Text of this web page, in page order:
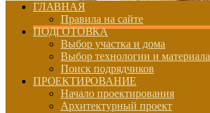
ГЛАВНАЯ
Правила на сайте
ПОДГОТОВКА
Выбор участка и дома
Выбор технологии и материала
Поиск подрядчиков
ПРОЕКТИРОВАНИЕ
Начало проектирования
Архитектурный проект